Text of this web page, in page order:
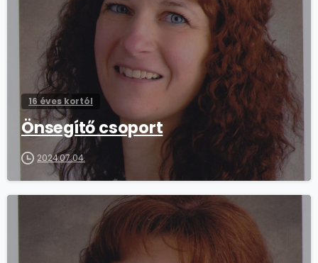
16 éves kortól
Önsegítő csoport
2024.07.04.